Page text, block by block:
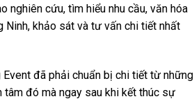
nghiên cứu, tìm hiểu nhu cầu, văn hóa
khảo sát và tư vấn chi tiết nhất
đã phải chuẩn bị chi tiết từ những
đó mà ngay sau khi kết thúc sự